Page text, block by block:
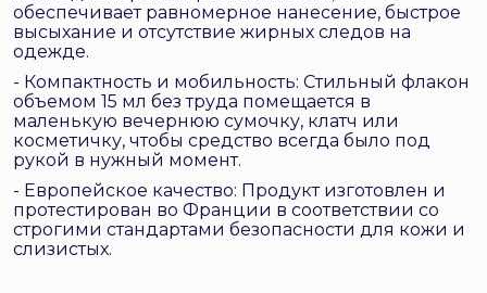
обеспечивает равномерное нанесение, быстрое
высыхание и отсутствие жирных следов на
одежде.
- Компактность и мобильность: Стильный флакон
объемом 15 мл без труда помещается в
маленькую вечернюю сумочку, клатч или
косметичку, чтобы средство всегда было под
рукой в нужный момент.
- Европейское качество: Продукт изготовлен и
протестирован во Франции в соответствии со
строгими стандартами безопасности для кожи и
слизистых.